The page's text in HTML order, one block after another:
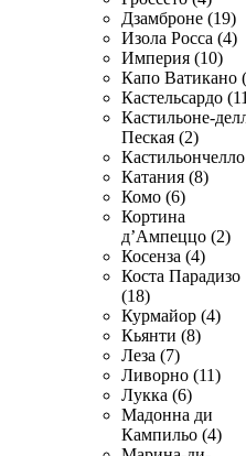
Дзамброне (19)
Изола Росса (4)
Империя (10)
Капо Ватикано
Кастельсардо
Кастильоне-
Пеская (2)
Катания (8)
Комо (6)
Кортина
д’Ампеццо (2)
Косенза (4)
Коста Парадизо
(18)
Курмайор (4)
Кьянти (8)
Леза (7)
Ливорно (11)
Лукка (6)
Мадонна ди
Кампильо (4)